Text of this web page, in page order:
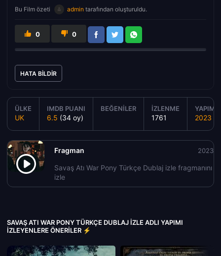
Bu Film özeti admin tarafından oluşturuldu.
0 0
HATA BILDIR
ÜLKE
UK
IMDB PUANI
6.5 (34 oy)
BEĞENILER İZLENME
1761
YAPIM
2023
Fragman
Savaş Atı War Pony Türkçe Dublaj izle fragmanını
izle
2023
SAVAŞ ATI WAR PONY TÜRKÇE DUBLAJ IZLE ADLI YAPIMI
İZLEYENLERE ÖNERILER ⚡